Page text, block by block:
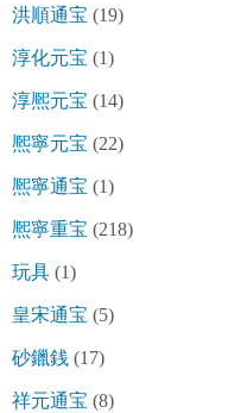
洪順通宝 (19)
淳化元宝 (1)
淳熈元宝 (14)
熈寧元宝 (22)
熈寧通宝 (1)
熈寧重宝 (218)
玩具 (1)
皇宋通宝 (5)
砂鑞銭 (17)
祥元通宝 (8)